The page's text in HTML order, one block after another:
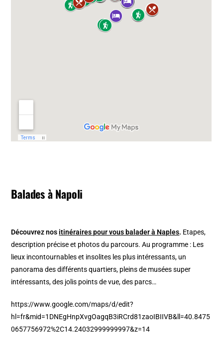
Balades à Napoli
Découvrez nos itinéraires pour vous balader à Naples. Etapes,
description précise et photos du parcours. Au programme : Les
lieux incontournables et insolites les plus intéressants, un
panorama des différents quartiers, pleins de musées super
intéressants, des jolis points de vue, des parcs…
https://www.google.com/maps/d/edit?
hl=fr&mid=1DNEgHnpXvgOagqB3iRCrd81zaoIBIIVB&ll=40.8475
0657756972%2C14.24032999999997&z=14